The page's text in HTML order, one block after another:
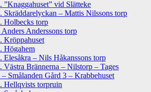
”Knaggahuset” vid Slätteke
Skräddarelyckan – Mattis Nilssons torp
Holbecks torp
Anders Anderssons torp
Kröppahuset
Högahem
Elesåkra – Nils Håkanssons torp
Västra Brännerna – Nilstorp – Tages
– Smålanden Gård 3 – Krabbehuset
Hellqvists torpruin